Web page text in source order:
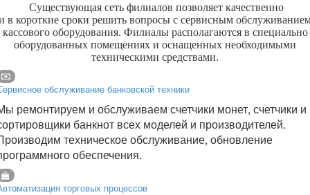
Существующая сеть филиалов позволяет качественно
в короткие сроки решить вопросы с сервисным
кассового оборудования. Филиалы располагаются в специально
оборудованных помещениях и оснащенных необходимыми
техническими средствами.
обслуживание банковской техники
ремонтируем и обслуживаем счетчики монет, счетчики и
банкнот всех моделей и производителей.
техническое обслуживание, обновление
обеспечения.
торговых процессов